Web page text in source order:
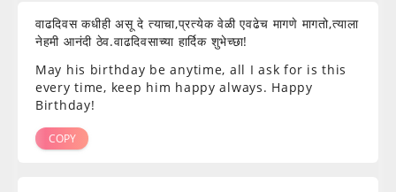
वाढदिवस कधीही असू दे त्याचा,प्रत्येक वेळी एवढेच मागणे मागतो,त्याला
नेहमी आनंदी ठेव.वाढदिवसाच्या हार्दिक शुभेच्छा!
May his birthday be anytime, all I ask for is this
every time, keep him happy always. Happy
Birthday!
COPY